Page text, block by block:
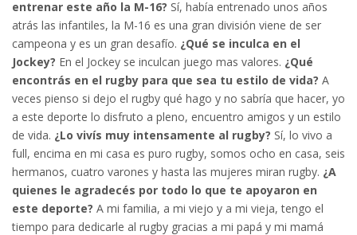
entrenar este año la M-16? Sí, había entrenado unos años
atrás las infantiles, la M-16 es una gran división viene de ser
campeona y es un gran desafío. ¿Qué se inculca en el
Jockey? En el Jockey se inculcan juego mas valores. ¿Qué
encontrás en el rugby para que sea tu estilo de vida? A
veces pienso si dejo el rugby qué hago y no sabría que hacer, yo
a este deporte lo disfruto a pleno, encuentro amigos y un estilo
de vida. ¿Lo vivís muy intensamente al rugby? Sí, lo vivo a
full, encima en mi casa es puro rugby, somos ocho en casa, seis
hermanos, cuatro varones y hasta las mujeres miran rugby. ¿A
quienes le agradecés por todo lo que te apoyaron en
este deporte? A mi familia, a mi viejo y a mi vieja, tengo el
tiempo para dedicarle al rugby gracias a mi papá y mi mamá